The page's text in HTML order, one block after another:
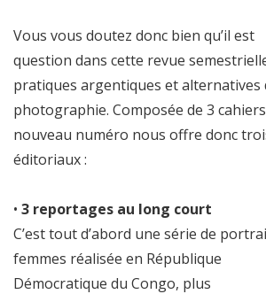
Vous vous doutez donc bien qu’il est
question dans cette revue
pratiques argentiques et alternatives
photographie. Composée de 3
nouveau numéro nous offre donc
éditoriaux :
• 3 reportages au long court
C’est tout d’abord une série de
femmes réalisée en République
Démocratique du Congo, plus